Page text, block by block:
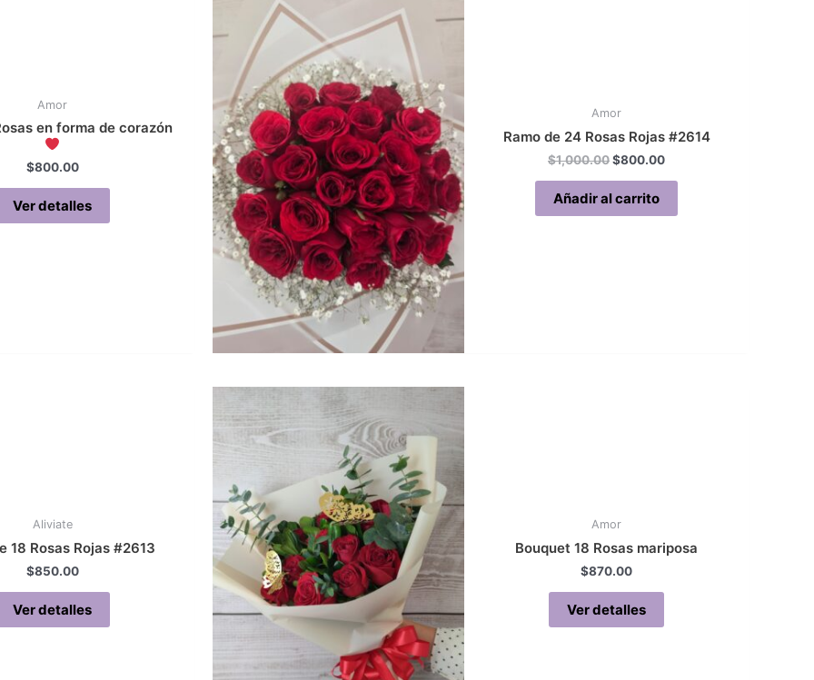
Amor
en forma de corazón
$800.00
Ver detalles
Amor
Ramo de 24 Rosas Rojas #2614
$1,000.00Original
$1,000.00.
$800.00Current
Añadir al carrito
Aliviate
18 Rosas Rojas #2613
$850.00
Ver detalles
Amor
Bouquet 18 Rosas mariposa
$870.00
Ver detalles